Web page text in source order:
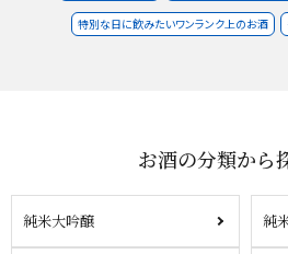
特別な日に飲みたいワンランク上のお酒
お酒の分類から
純米大吟醸 純